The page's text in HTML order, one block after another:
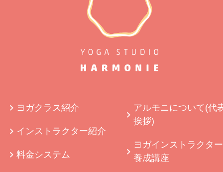
ヨガクラス紹介
インストラクター紹介
料金システム
アルモニについて(代
挨拶)
ヨガインストラクター
養成講座